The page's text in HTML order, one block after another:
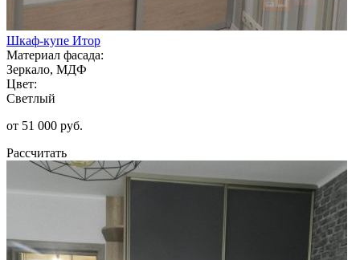
Шкаф-купе Итор
Материал фасада:
Зеркало, МДФ
Цвет:
Светлый
от 51 000 руб.
Рассчитать